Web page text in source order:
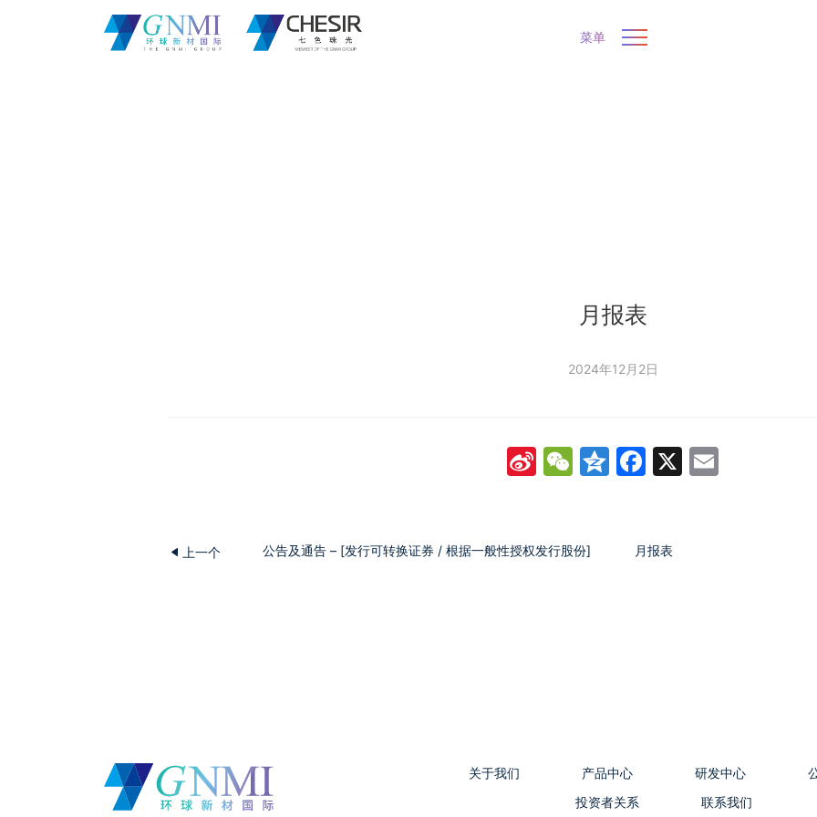
菜单
月报表
2024年12月2日
SinaWeChat
Qzone
Facebook
X
上一个 公告及通告 – [发行可转换证券 / 根据一般性授权发行股份] 月报表
关于我们 产品中心 研发中心
投资者关系
联系我们